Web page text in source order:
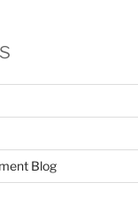
Blog